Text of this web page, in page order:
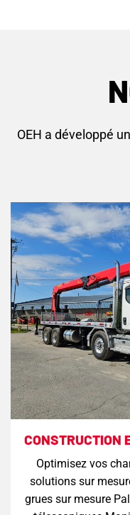
OEH a développé
CONSTRUCTION
Optimisez vos
solutions sur
grues sur mesure